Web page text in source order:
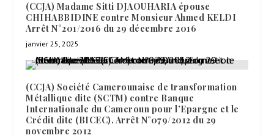
(CCJA) Madame Sitti DJAOUHARIA épouse
CHIHABBIDINE contre Monsieur Ahmed KELDI
Arrêt N°201/2016 du 29 décembre 2016
janvier 25, 2025
(CCJA) Société Camerounaise de transformation
Métallique dite (SCTM) contre Banque
Internationale du Cameroun pour l’Epargne et le
Crédit dite (BICEC). Arrêt N°079/2012 du 29
novembre 2012